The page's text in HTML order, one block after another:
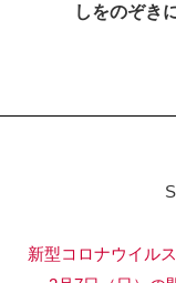
しをのぞき
新型コロナウイル